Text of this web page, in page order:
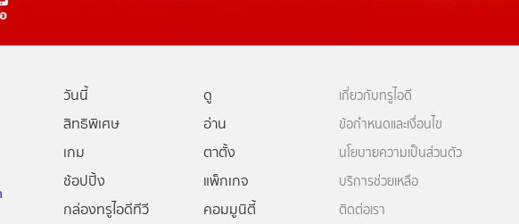
วันนี้
ดู
สิทธิพิเศษ
อ่าน
เกม
ตาตั้ง
ช้อปปิ้ง
แพ็กเกจ
กล่องทรูไอดีทีวี
คอมมูนิตี้
เกี่ยวกับทรูไอดี
ข้อกำหนดและเงื่อนไข
นโยบายความเป็นส่วนตัว
บริการช่วยเหลือ
ติดต่อเรา